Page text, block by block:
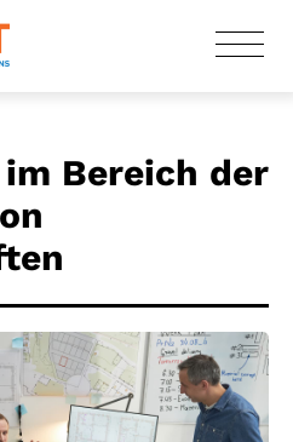
Bereich der